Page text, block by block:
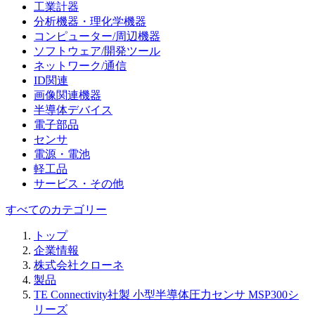
工業計器
分析機器・理化学機器
コンピューター/周辺機器
ソフトウェア/開発ツール
ネットワーク/通信
ID関連
画像関連機器
半導体デバイス
電子部品
センサ
電源・電池
軽工品
サービス・その他
すべてのカテゴリー
トップ
企業情報
株式会社クローネ
製品
TE Connectivity社製 小型半導体圧力センサ MSP300シ
リーズ